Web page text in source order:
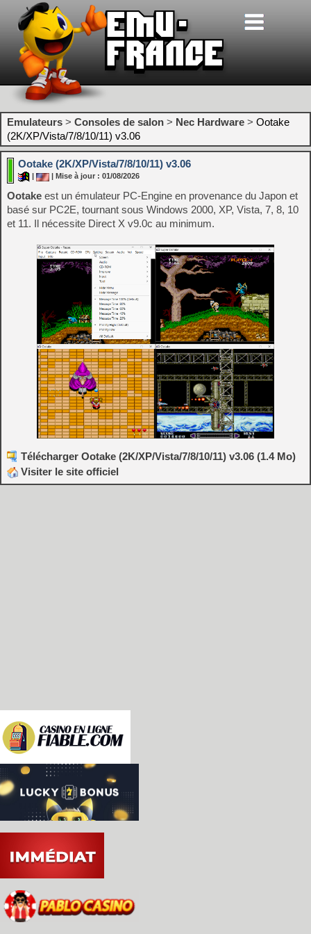
Emulateurs > Consoles de salon > Nec Hardware > Ootake
(2K/XP/Vista/7/8/10/11) v3.06
Ootake (2K/XP/Vista/7/8/10/11) v3.06
| Mise à jour : 01/08/2026
Ootake est un émulateur PC-Engine en provenance du Japon et
basé sur PC2E, tournant sous Windows 2000, XP, Vista, 7, 8, 10
et 11. Il nécessite Direct X v9.0c au minimum.
Télécharger Ootake (2K/XP/Vista/7/8/10/11) v3.06 (1.4 Mo)
Visiter le site officiel